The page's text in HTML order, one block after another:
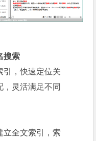
搜索
引，快速定位关
，灵活满足不同
立全文索引，索